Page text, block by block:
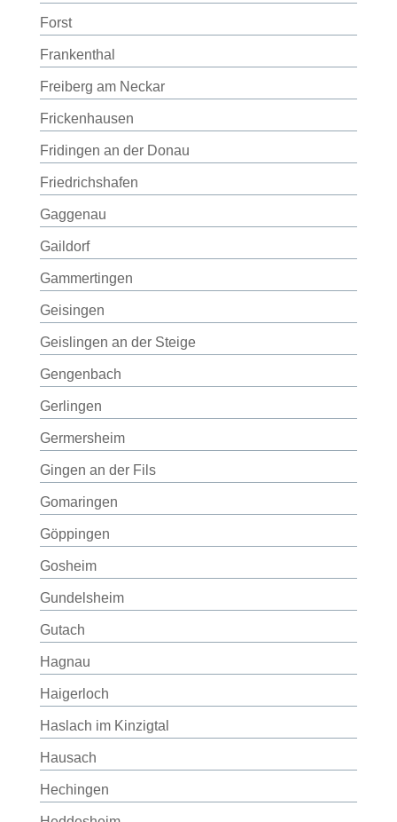
Forst
Frankenthal
Freiberg am Neckar
Frickenhausen
Fridingen an der Donau
Friedrichshafen
Gaggenau
Gaildorf
Gammertingen
Geisingen
Geislingen an der Steige
Gengenbach
Gerlingen
Germersheim
Gingen an der Fils
Gomaringen
Göppingen
Gosheim
Gundelsheim
Gutach
Hagnau
Haigerloch
Haslach im Kinzigtal
Hausach
Hechingen